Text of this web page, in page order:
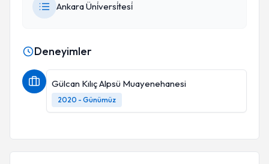
Ankara Üni̇versi̇tesi̇
Deneyimler
Gülcan Kılıç Alpsü Muayenehanesi
2020 - Günümüz